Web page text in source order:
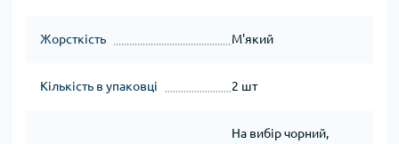
Жорсткість М'який
Кількість в упаковці 2 шт
На вибір чорний,